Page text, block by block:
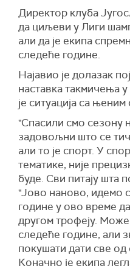
Директор клуба
да циљеви у Лиги
али да је екипа
следеће године.
Најавио је долазак
наставка такмичења
је ситуација са
"Спасили смо сезону
задовољни што се
али то је спорт. У
тематике, није
буде. Сви питају шта
"Јово наново, идемо
године у ово време
другом трофеју.
следеће године, али
покушати дати све од
Коначно је екипа